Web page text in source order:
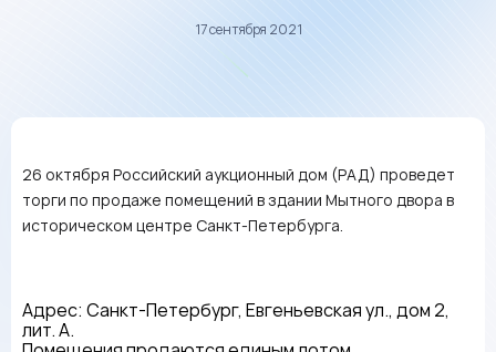
17 сентября 2021
26 октября Российский аукционный дом (РАД) проведет
торги по продаже помещений в здании Мытного двора в
историческом центре Санкт-Петербурга.
Адрес: Санкт-Петербург, Евгеньевская ул., дом 2,
лит. А.